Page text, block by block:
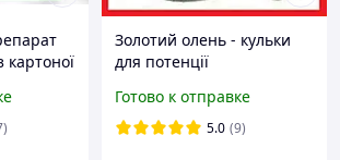
картоної
Золотий олень - кульки
для потенції
ОПТОМ пилюлі
Готово к отправке
5.0 (9)